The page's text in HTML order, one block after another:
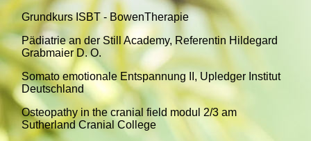
Grundkurs ISBT - BowenTherapie
Pädiatrie an der Still Academy, Referentin Hildegard
Grabmaier D. O.
Somato emotionale Entspannung II, Upledger Institut
Deutschland
Osteopathy in the cranial field modul 2/3 am
Sutherland Cranial College